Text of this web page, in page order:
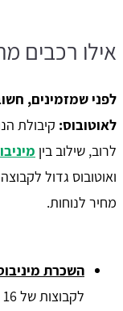
אילו רכבים
לפני שמזמינים,
לאוטובוס: קיבולת
לרוב, שילוב בין
ואוטובוס גדול
מחיר לנוחות.
השכרת